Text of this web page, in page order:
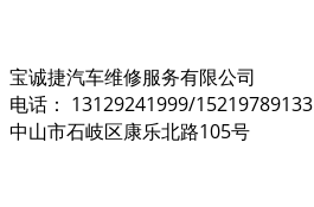
宝诚捷汽车维修服务有限公司
电话： 13129241999/15219789133
中山市石岐区康乐北路105号